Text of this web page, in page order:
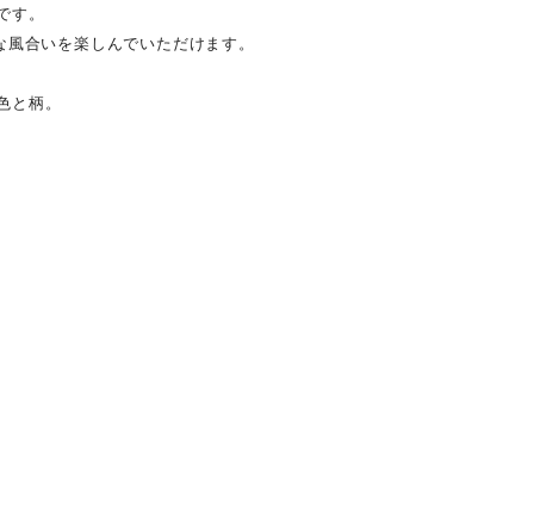
。
合いを楽しんでいただけます。
柄。